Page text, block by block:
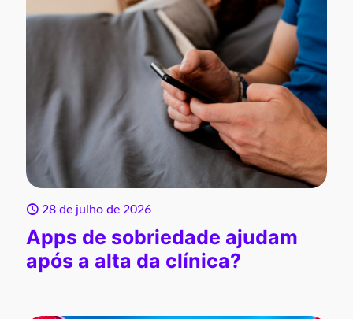
28 de julho de 2026
Apps de sobriedade ajudam
após a alta da clínica?